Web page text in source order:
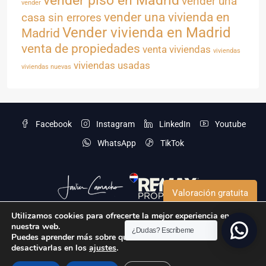
vender
casa sin errores vender una vivienda en
Madrid Vender vivienda en Madrid
venta de propiedades venta viviendas viviendas
viviendas nuevas viviendas usadas
Facebook Instagram LinkedIn
Youtube
WhatsApp
TikTok
Aviso legal Política de privacidad Política de Cookies
¿Dudas? Escríbeme
Valoración gratuita
Utilizamos cookies para ofrecerte la mejor experiencia en
nuestra web.
Puedes aprender más sobre qué cookies utilizamos o
desactivarlas en los ajustes.